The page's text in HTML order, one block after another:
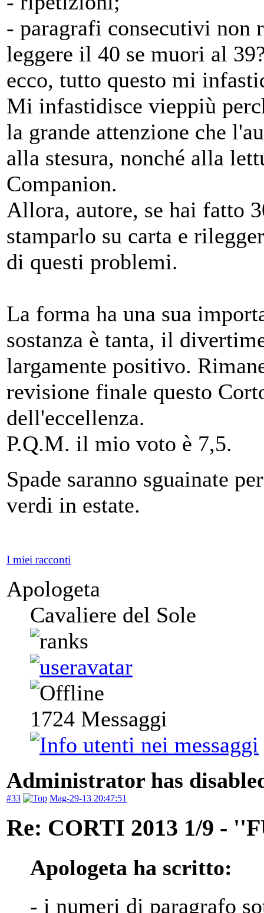
- paragrafi consecutivi non
leggere il 40 se muori al
ecco, tutto questo mi
Mi infastidisce vieppiù
la grande attenzione che
alla stesura, nonché alla
Companion.
Allora, autore, se hai fatto
stamparlo su carta e
di questi problemi.
La forma ha una sua
sostanza è tanta, il
largamente positivo.
revisione finale questo
dell'eccellenza.
P.Q.M. il mio voto è 7,5.
Spade saranno sguainate
verdi in estate.
I miei racconti
Apologeta
Cavaliere del Sole
1724 Messaggi
Administrator has
#33 Mag-29-13 20:47:51
Re: CORTI 2013 1/9 -
Apologeta ha scritto:
- i numeri di paragrafo